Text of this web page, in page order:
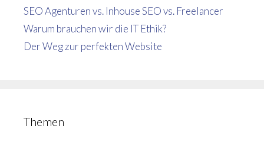
SEO Agenturen vs. Inhouse SEO vs. Freelancer
Warum brauchen wir die IT Ethik?
Der Weg zur perfekten Website
Themen